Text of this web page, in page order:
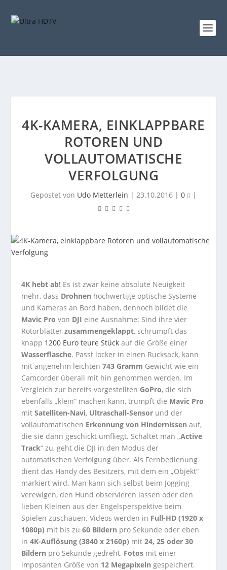
4K-KAMERA, EINKLAPPBARE
ROTOREN UND
VOLLAUTOMATISCHE
VERFOLGUNG
Gepostet von Udo Metterlein | 23.10.2016 | 0 |
4K hebt ab! Es ist zwar keine absolute Neuigkeit
mehr, dass Drohnen hochwertige optische Systeme
und Kameras an Bord haben, dennoch bildet die
Mavic Pro von DJI eine Ausnahme: Sind ihre vier
Rotorblätter zusammengeklappt, schrumpft das
knapp 1200 Euro teure Stück auf die Größe einer
Wasserflasche. Passt locker in einen Rucksack, kann
mit angenehm leichten743 Gramm Gewicht wie ein
Camcorder überall mit hin genommen werden. Im
Vergleich zur bereits vorgestellten GoPro, die sich
ebenfalls „klein“ machen kann, trumpft die Mavic Pro
mitSatelliten-Navi, Ultraschall-Sensor und der
vollautomatischen Erkennung von Hindernissen auf,
die sie dann geschickt umfliegt. Schaltet man „Active
Track“ zu, geht die DJI in den Modus der
automatischen Verfolgung über. Als Fernbedienung
dient das Handy des Besitzers, mit dem ein „Objekt“
markiert wird. Man kann sich selbst beim Jogging
verewigen, den Hund observieren lassen oder den
lieben Kleinen aus der Engelsperspektive beim
Spielen zuschauen. Videos werden in Full-HD (1920 x
1080p) mit bis zu60 Bildern pro Sekunde oder eben
in4K-Auflösung (3840 x 2160p) mit24, 25 oder 30
Bildern pro Sekunde gedreht, Fotos mit einer
imposanten Größe von 12 Megapixeln gespeichert.